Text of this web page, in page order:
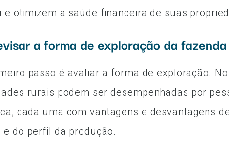
e otimizem a saúde financeira de suas
a forma de exploração da fazenda
passo é avaliar a forma de exploração.
rurais podem ser desempenhadas por
cada uma com vantagens e desvantagens
e do perfil da produção.